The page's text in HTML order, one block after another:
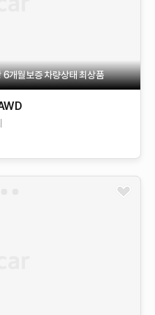
6개월보증 차량상태 최상품